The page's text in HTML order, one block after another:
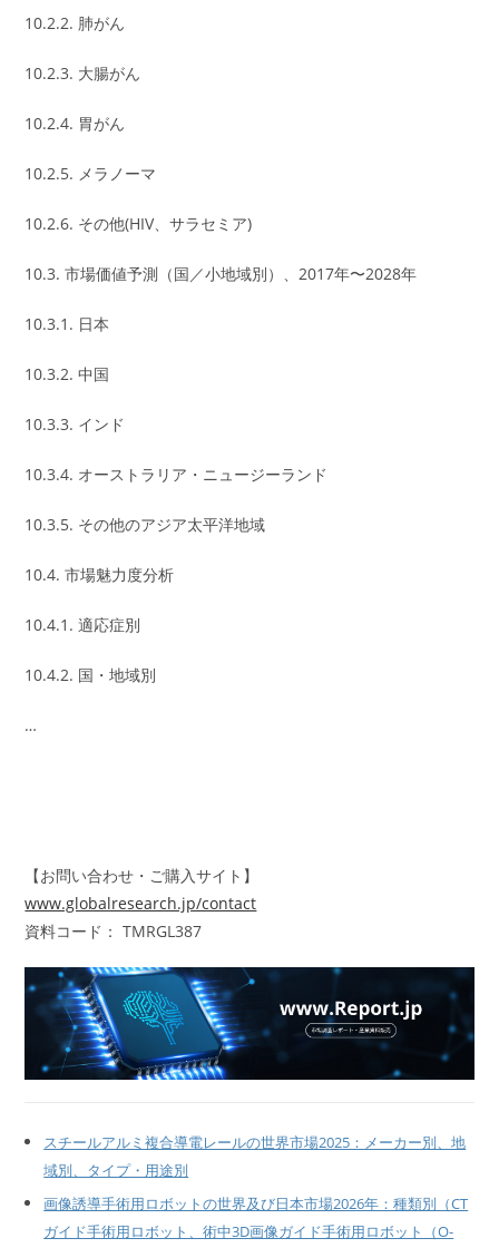
10.2.2. 肺がん
10.2.3. 大腸がん
10.2.4. 胃がん
10.2.5. メラノーマ
10.2.6. その他(HIV、サラセミア)
10.3. 市場価値予測（国／小地域別）、2017年〜2028年
10.3.1. 日本
10.3.2. 中国
10.3.3. インド
10.3.4. オーストラリア・ニュージーランド
10.3.5. その他のアジア太平洋地域
10.4. 市場魅力度分析
10.4.1. 適応症別
10.4.2. 国・地域別
…
【お問い合わせ・ご購入サイト】
www.globalresearch.jp/contact
資料コード： TMRGL387
スチールアルミ複合導電レールの世界市場2025：メーカー別、地
域別、タイプ・用途別
画像誘導手術用ロボットの世界及び日本市場2026年：種類別（CT
ガイド手術用ロボット、術中3D画像ガイド手術用ロボット（O-